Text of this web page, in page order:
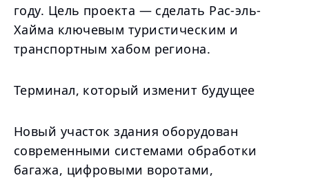
году. Цель проекта — сделать Рас-эль-
Хайма ключевым туристическим и
транспортным хабом региона.
Терминал, который изменит будущее
Новый участок здания оборудован
современными системами обработки
багажа, цифровыми воротами,